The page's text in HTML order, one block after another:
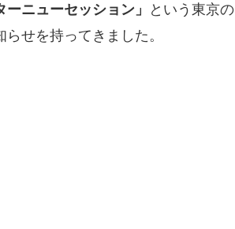
ーニューセッション」
という東京の
せを持ってきました。